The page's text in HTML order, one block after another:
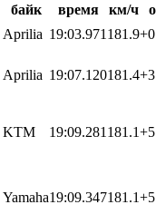
байк время км/ч
Aprilia 19:03.971 181.9
Aprilia 19:07.120181.4
KTM 19:09.281 181.1
Yamaha19:09.347181.1